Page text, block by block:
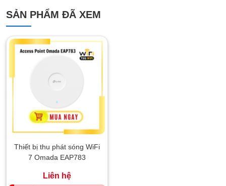
SẢN PHẨM ĐÃ XEM
Thiết bị thu phát sóng WiFi
7 Omada EAP783
Liên hệ